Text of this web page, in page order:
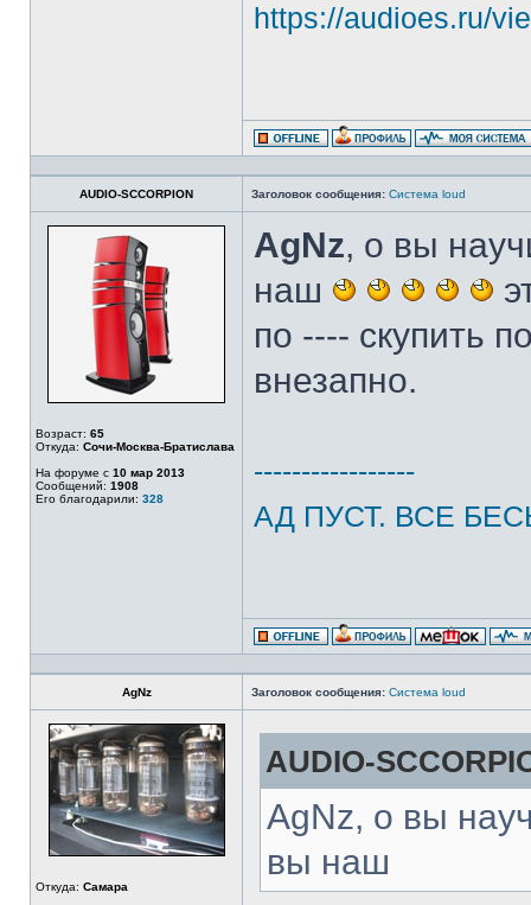
https://audioes.ru/
AUDIO-SCCORPION Заголовок сообщения: Система loud
Возраст: 65
Откуда: Сочи-Москва-Братислава
На форуме с 10 мар 2013
Сообщений: 1908
Его благодарили: 328
AgNz, о вы
наш
по ---- скупить
внезапно.
-----------------
АД ПУСТ. ВСЕ
AgNz Заголовок сообщения: Система loud
Откуда: Самара
AUDIO-
AgNz, о вы
вы наш